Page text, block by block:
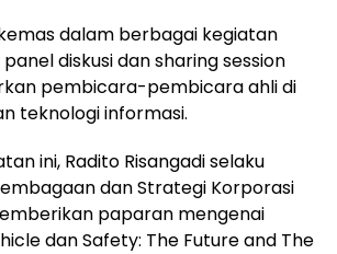
dalam berbagai kegiatan
diskusi dan sharing session
pembicara-pembicara ahli di
teknologi informasi.
ini, Radito Risangadi selaku
dan Strategi Korporasi
paparan mengenai
dan Safety: The Future and The